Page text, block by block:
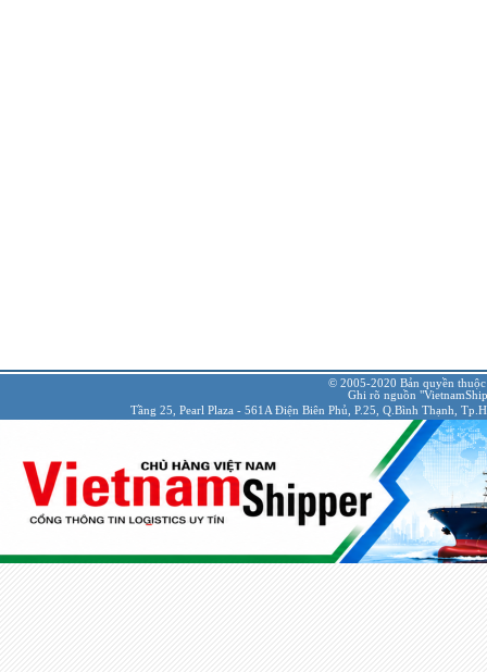
© 2005-2020 Bản quyền
Ghi rõ nguồn
Tầng 25, Pearl Plaza - 561A Điện Biên Phủ, P.25, Q.Bình Thạnh,